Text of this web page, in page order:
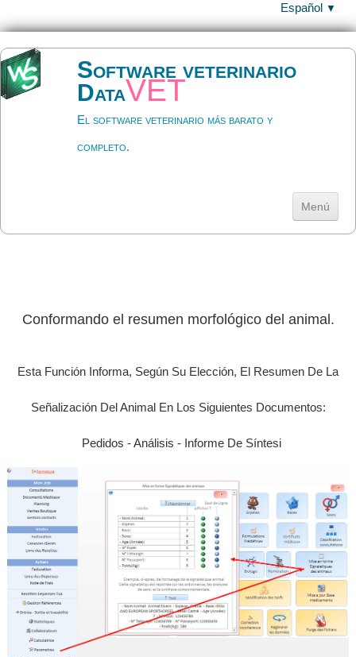
Español ▼
Software veterinario
Datavet
El software veterinario más barato y
completo.
Menú
Inicio
Conformando el resumen morfológico del animal.
Esta Función Informa, Según Su Elección, El Resumen De La
Señalización Del Animal En Los Siguientes Documentos:
Pedidos - Análisis - Informe De Síntesi